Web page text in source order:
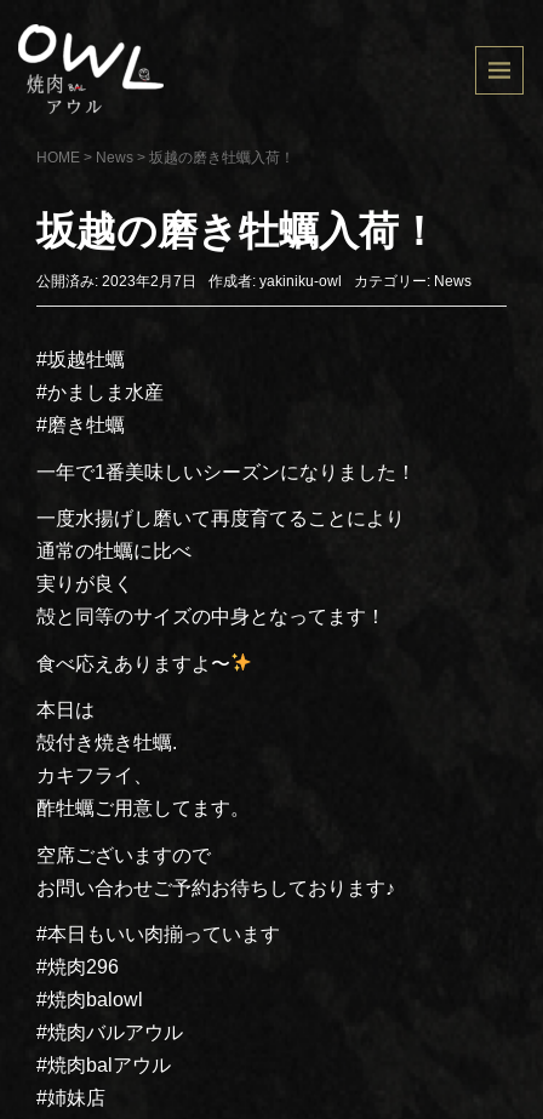
HOME > News > 坂越の磨き牡蠣入荷！
坂越の磨き牡蠣入荷！
公開済み: 2023年2月7日 作成者: yakiniku-owl カテゴリー: News
#坂越牡蠣
#かましま水産
#磨き牡蠣
一年で1番美味しいシーズンになりました！
一度水揚げし磨いて再度育てることにより
通常の牡蠣に比べ
実りが良く
殻と同等のサイズの中身となってます！
食べ応えありますよ〜
本日は
殻付き焼き牡蠣.
カキフライ、
酢牡蠣ご用意してます。
空席ございますので
お問い合わせご予約お待ちしております♪
#本日もいい肉揃っています
#焼肉296
#焼肉balowl
#焼肉バルアウル
#焼肉balアウル
#姉妹店